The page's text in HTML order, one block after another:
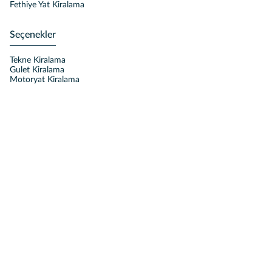
Fethiye Yat Kiralama
Seçenekler
Tekne Kiralama
Gulet Kiralama
Motoryat Kiralama